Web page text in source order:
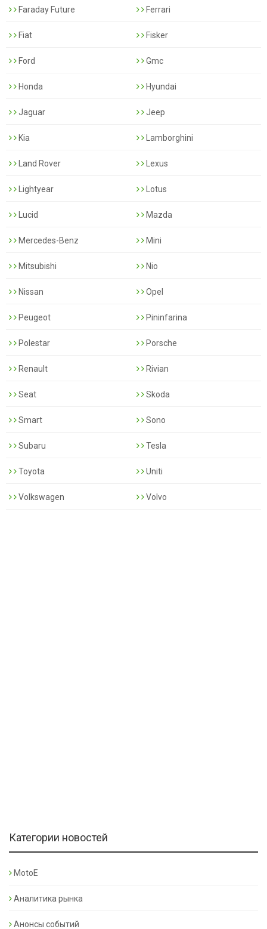
Faraday Future Ferrari
Fiat Fisker
Ford Gmc
Honda Hyundai
Jaguar Jeep
Kia Lamborghini
Land Rover Lexus
Lightyear Lotus
Lucid Mazda
Mercedes-Benz Mini
Mitsubishi Nio
Nissan Opel
Peugeot Pininfarina
Polestar Porsche
Renault Rivian
Seat Skoda
Smart Sono
Subaru Tesla
Toyota Uniti
Volkswagen Volvo
Категории новостей
MotoE
Аналитика рынка
Анонсы событий